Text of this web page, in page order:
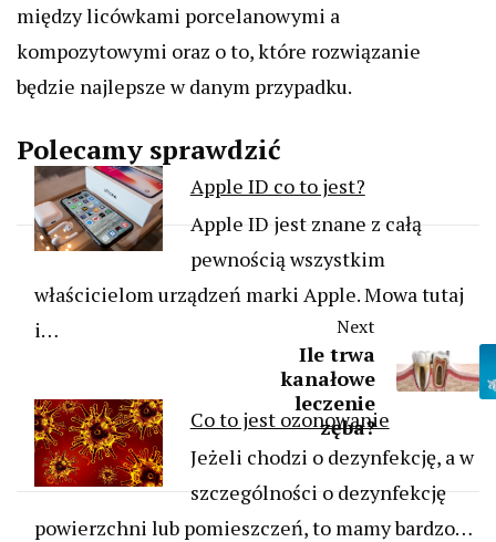
między licówkami porcelanowymi a
kompozytowymi oraz o to, które rozwiązanie
będzie najlepsze w danym przypadku.
Polecamy sprawdzić
Apple ID co to jest?
Apple ID jest znane z całą
pewnością wszystkim
właścicielom urządzeń marki Apple. Mowa tutaj
i…
Co to jest ozonowanie
Jeżeli chodzi o dezynfekcję, a w
szczególności o dezynfekcję
powierzchni lub pomieszczeń, to mamy bardzo…
Next
Ile trwa
kanałowe
leczenie
zęba?